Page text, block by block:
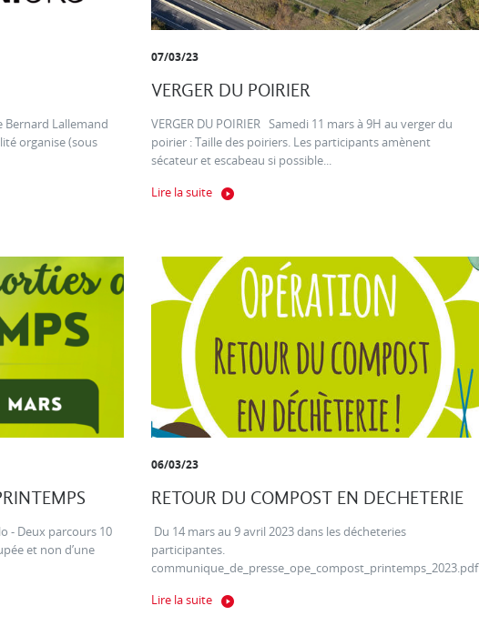
Bernard Lallemand
organise (sous
07/03/23
VERGER DU POIRIER
VERGER DU POIRIER Samedi 11 mars à 9H au verger du
poirier : Taille des poiriers. Les participants amènent
sécateur et escabeau si possible...
Lire la suite
- Deux parcours 10
et non d’une
06/03/23
RETOUR DU COMPOST EN DECHETERIE
Du 14 mars au 9 avril 2023 dans les décheteries
participantes.
communique_de_presse_ope_compost_printemps_2023.pdf
Lire la suite